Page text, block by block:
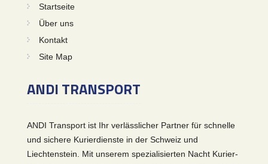
Startseite
Über uns
Kontakt
Site Map
ANDI TRANSPORT
ANDI Transport ist Ihr verlässlicher Partner für schnelle
und sichere Kurierdienste in der Schweiz und
Liechtenstein. Mit unserem spezialisierten Nacht Kurier-